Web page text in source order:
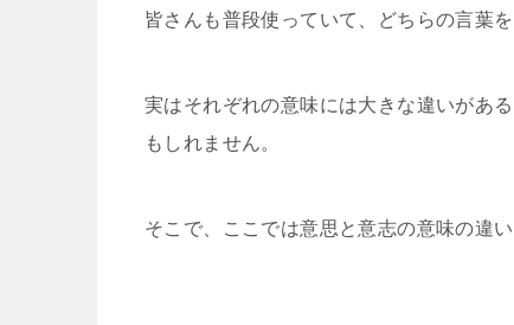
皆さんも普段使っていて、どちらの言葉
実はそれぞれの意味には大きな違いがあ
もしれません。
そこで、ここでは意思と意志の意味の違